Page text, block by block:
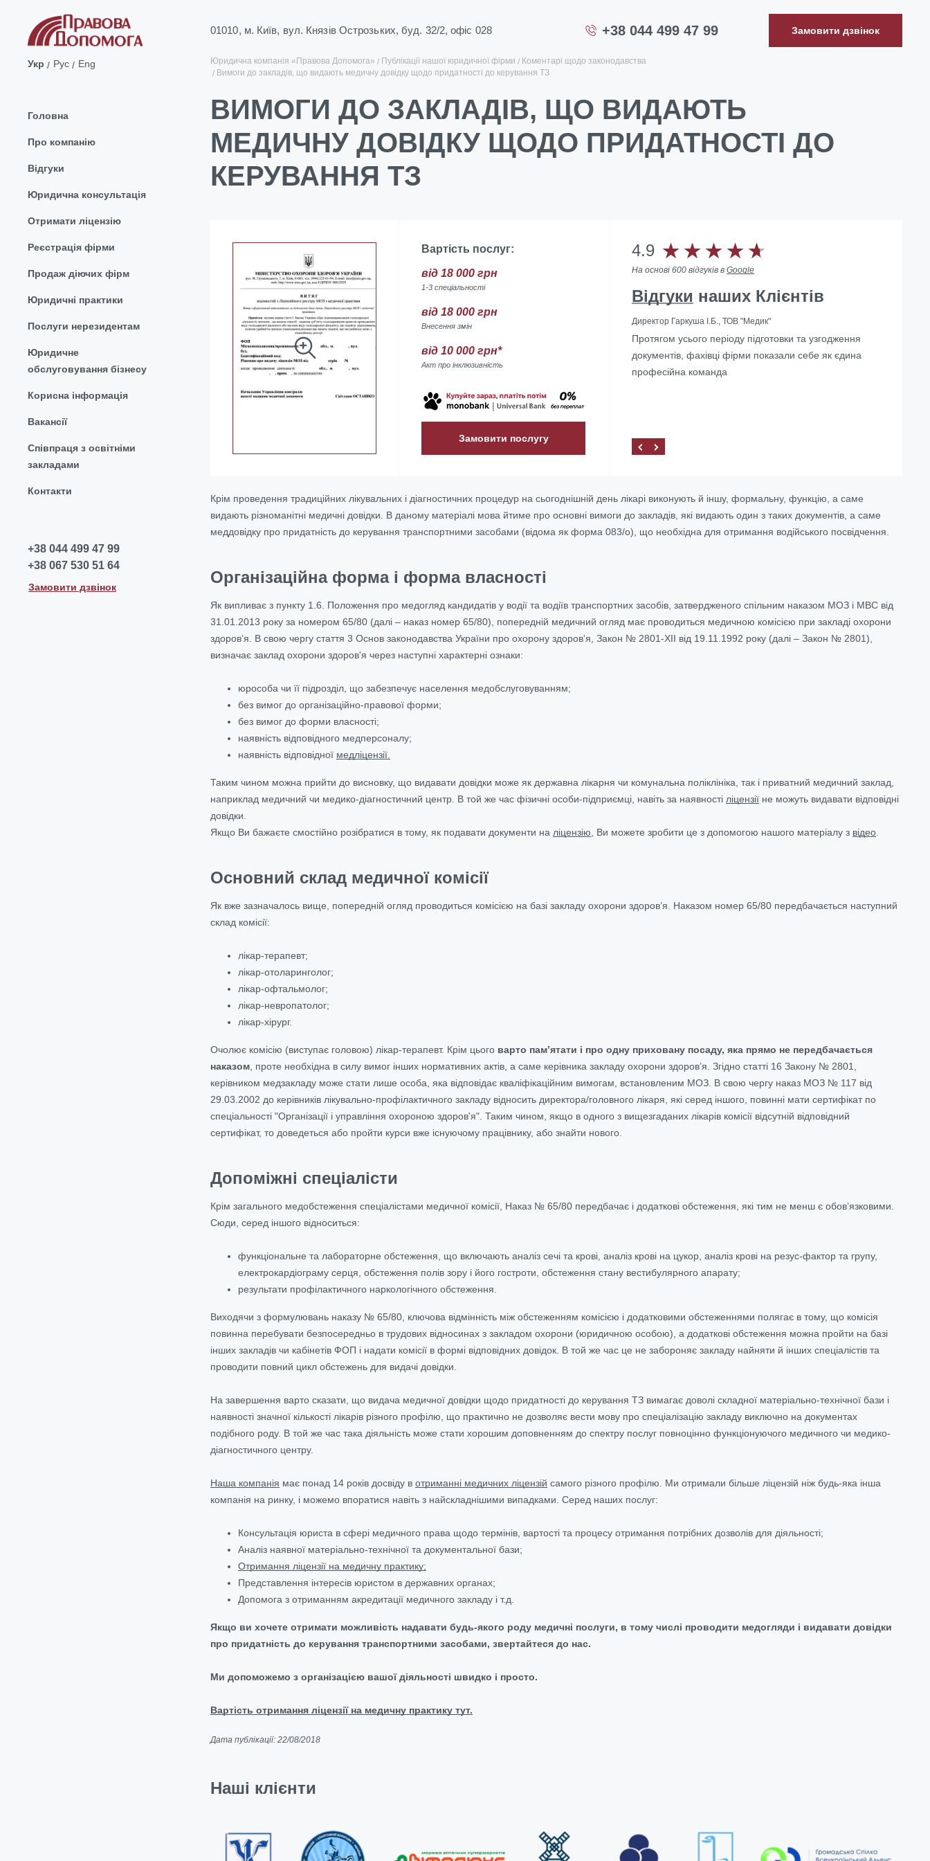
01010, м. Київ, вул. Князів Острозьких, буд. 32/2, офіс 028 +38 044 499 47 99 Замовити дзвінок
Укр Рус Eng
Головна
Про компанію
Відгуки
Юридична консультація
Отримати ліцензію
Реєстрація фірми
Продаж діючих фірм
Юридичні практики
Послуги нерезидентам
Юридичне
обслуговування бізнесу
Корисна інформація
Вакансії
Співпраця з освітніми
закладами
Контакти
+38 044 499 47 99
+38 067 530 51 64
Замовити дзвінок
Юридична компанія «Правова Допомога» Публікації нашої юридичної фірми
Коментарі щодо законодавства
Вимоги до закладів, що видають медичну довідку щодо придатності до керування ТЗ
ВИМОГИ ДО ЗАКЛАДІВ, ЩО ВИДАЮТЬ
МЕДИЧНУ ДОВІДКУ ЩОДО ПРИДАТНОСТІ ДО
КЕРУВАННЯ ТЗ
Вартість послуг:
від 18 000 грн
1-3 спеціальності
від 18 000 грн
Внесення змін
від 10 000 грн*
Акт про інклюзивність
Замовити послугу
4.9
На основі 600 відгуків в Google
Відгуки наших Клієнтів
Директор Гаркуша І.Б., ТОВ "Медик"
Протягом усього періоду підготовки та узгодження
документів, фахівці фірми показали себе як єдина
професійна команда
… Скориставшись послугами Юридичної компанії
«Правова допомога» ми не тільки змогли вирішити
наші завдання, а й знайшли для себе компетентного
Крім проведення традиційних лікувальних і діагностичних процедур на сьогоднішній день лікарі виконують й іншу, формальну, функцію, а саме
видають різноманітні медичні довідки. В даному матеріалі мова йтиме про основні вимоги до закладів, які видають один з таких документів, а саме
меддовідку про придатність до керування транспортними засобами (відома як форма 083/о), що необхідна для отримання водійського посвідчення.
Організаційна форма і форма власності
Як випливає з пункту 1.6. Положення про медогляд кандидатів у водії та водіїв транспортних засобів, затвердженого спільним наказом МОЗ і МВС від
31.01.2013 року за номером 65/80 (далі – наказ номер 65/80), попередній медичний огляд має проводиться медичною комісією при закладі охорони
здоров’я. В свою чергу стаття 3 Основ законодавства України про охорону здоров'я, Закон № 2801-XII від 19.11.1992 року (далі – Закон № 2801),
визначає заклад охорони здоров'я через наступні характерні ознаки:
юрособа чи її підрозділ, що забезпечує населення медобслуговуванням;
без вимог до організаційно-правової форми;
без вимог до форми власності;
наявність відповідного медперсоналу;
наявність відповідної медліцензії.
Таким чином можна прийти до висновку, що видавати довідки може як державна лікарня чи комунальна поліклініка, так і приватний медичний заклад,
наприклад медичний чи медико-діагностичний центр. В той же час фізичні особи-підприємці, навіть за наявності ліцензії не можуть видавати відповідні
довідки.
Якщо Ви бажаєте смостійно розібратися в тому, як подавати документи на ліцензію , Ви можете зробити це з допомогою нашого матеріалу з відео
Основний склад медичної комісії
Як вже зазначалось вище, попередній огляд проводиться комісією на базі закладу охорони здоров’я. Наказом номер 65/80 передбачається наступний
склад комісії:
лікар-терапевт;
лікар-отоларинголог;
лікар-офтальмолог;
лікар-невропатолог;
лікар-хірург.
Очолює комісію (виступає головою) лікар-терапевт. Крім цього варто пам’ятати і про одну приховану посаду, яка прямо не передбачається
наказом , проте необхідна в силу вимог інших нормативних актів, а саме керівника закладу охорони здоров’я. Згідно статті 16 Закону № 2801,
керівником медзакладу може стати лише особа, яка відповідає кваліфікаційним вимогам, встановленим МОЗ. В свою чергу наказ МОЗ № 117 від
29.03.2002 до керівників лікувально-профілактичного закладу відносить директора/головного лікаря, які серед іншого, повинні мати сертифікат по
спеціальності "Організації і управління охороною здоров'я". Таким чином, якщо в одного з вищезгаданих лікарів комісії відсутній відповідний
сертифікат, то доведеться або пройти курси вже існуючому працівнику, або знайти нового.
Допоміжні спеціалісти
Крім загального медобстеження спеціалістами медичної комісії, Наказ № 65/80 передбачає і додаткові обстеження, які тим не менш є обов’язковими.
Сюди, серед іншого відноситься:
функціональне та лабораторне обстеження, що включають аналіз сечі та крові, аналіз крові на цукор, аналіз крові на резус-фактор та групу,
електрокардіограму серця, обстеження полів зору і його гостроти, обстеження стану вестибулярного апарату;
результати профілактичного наркологічного обстеження.
Виходячи з формулювань наказу № 65/80, ключова відмінність між обстеженням комісією і додатковими обстеженнями полягає в тому, що комісія
повинна перебувати безпосередньо в трудових відносинах з закладом охорони (юридичною особою), а додаткові обстеження можна пройти на базі
інших закладів чи кабінетів ФОП і надати комісії в формі відповідних довідок. В той же час це не забороняє закладу найняти й інших спеціалістів та
проводити повний цикл обстежень для видачі довідки.
На завершення варто сказати, що видача медичної довідки щодо придатності до керування ТЗ вимагає доволі складної матеріально-технічної бази і
наявності значної кількості лікарів різного профілю, що практично не дозволяє вести мову про спеціалізацію закладу виключно на документах
подібного роду. В той же час така діяльність може стати хорошим доповненням до спектру послуг повноцінно функціонуючого медичного чи медико-
діагностичного центру.
Наша компанія має понад 14 років досвіду в отриманні медичних ліцензій самого різного профілю. Ми отримали більше ліцензій ніж будь-яка інша
компанія на ринку, і можемо впоратися навіть з найскладнішими випадками. Серед наших послуг:
Консультація юриста в сфері медичного права щодо термінів, вартості та процесу отримання потрібних дозволів для діяльності;
Аналіз наявної матеріально-технічної та документальної бази;
Отримання ліцензії на медичну практику;
Представлення інтересів юристом в державних органах;
Допомога з отриманням акредитації медичного закладу і т.д.
Якщо ви хочете отримати можливість надавати будь-якого роду медичні послуги, в тому числі проводити медогляди і видавати довідки
про придатність до керування транспортними засобами, звертайтеся до нас.
Ми допоможемо з організацією вашої діяльності швидко і просто.
Вартість отримання ліцензії на медичну практику тут.
Дата публікації: 22/08/2018
Наші клієнти